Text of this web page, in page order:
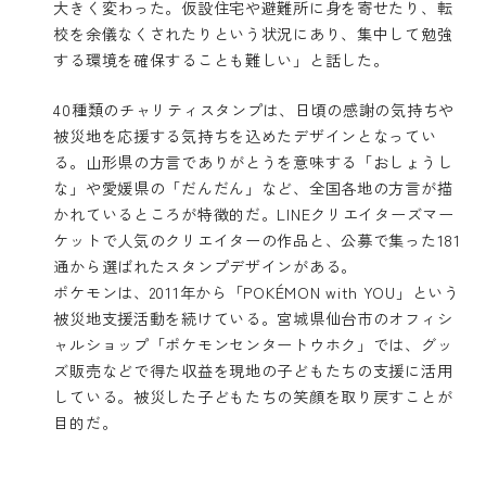
大きく変わった。仮設住宅や避難所に身を寄せたり、転
校を余儀なくされたりという状況にあり、集中して勉強
する環境を確保することも難しい」と話した。
40種類のチャリティスタンプは、日頃の感謝の気持ちや
被災地を応援する気持ちを込めたデザインとなってい
る。山形県の方言でありがとうを意味する「おしょうし
な」や愛媛県の「だんだん」など、全国各地の方言が描
かれているところが特徴的だ。LINEクリエイターズマー
ケットで人気のクリエイターの作品と、公募で集った181
通から選ばれたスタンプデザインがある。
ポケモンは、2011年から「POKÉMON with YOU」という
被災地支援活動を続けている。宮城県仙台市のオフィシ
ャルショップ「ポケモンセンタートウホク」では、グッ
ズ販売などで得た収益を現地の子どもたちの支援に活用
している。被災した子どもたちの笑顔を取り戻すことが
目的だ。